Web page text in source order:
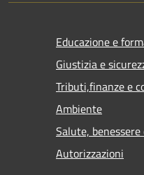
Educazione e
Giustizia e
Tributi,finanze e
Ambiente
Salute,
Autorizzazioni